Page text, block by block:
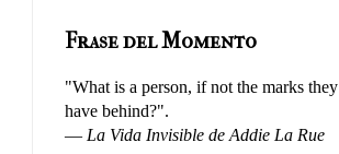
Frase del Momento
"What is a person, if not the marks they
have behind?".
— La Vida Invisible de Addie La Rue